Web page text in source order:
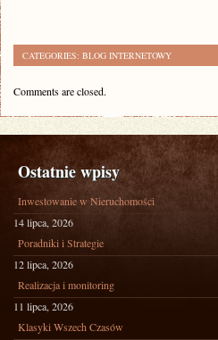
CATEGORIES: BLOG INTERNETOWY
Comments are closed.
Ostatnie wpisy
Inwestowanie w Nieruchomości
14 lipca, 2026
Poradniki i Strategie
12 lipca, 2026
Realizacja i monitoring
11 lipca, 2026
Klasyki Wszech Czasów